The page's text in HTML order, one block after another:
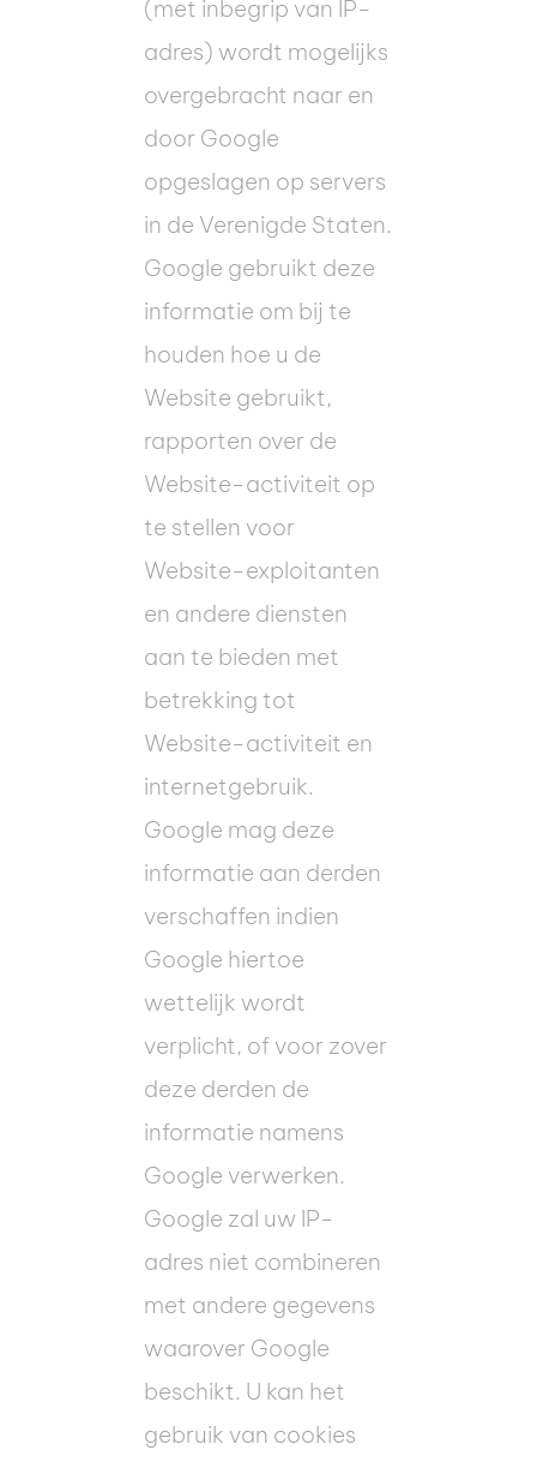
(met inbegrip van IP-
adres) wordt mogelijks
overgebracht naar en
door Google
opgeslagen op servers
in de Verenigde Staten.
Google gebruikt deze
informatie om bij te
houden hoe u de
Website gebruikt,
rapporten over de
Website-activiteit op
te stellen voor
Website-exploitanten
en andere diensten
aan te bieden met
betrekking tot
Website-activiteit en
internetgebruik.
Google mag deze
informatie aan derden
verschaffen indien
Google hiertoe
wettelijk wordt
verplicht, of voor zover
deze derden de
informatie namens
Google verwerken.
Google zal uw IP-
adres niet combineren
met andere gegevens
waarover Google
beschikt. U kan het
gebruik van cookies